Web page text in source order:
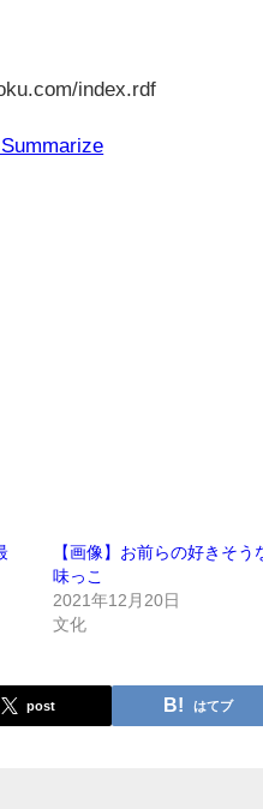
index.rdf
【画像】お前らの好きそう
味っこ
2021年12月20日
文化
post はてブ